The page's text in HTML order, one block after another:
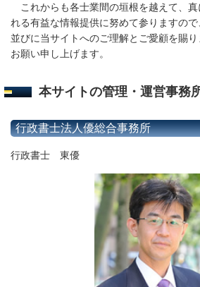
これからも各士業間の垣根を越えて、真
れる有益な情報提供に努めて参りますの
並びに当サイトへのご理解とご愛顧を賜り
お願い申し上げます。
本サイトの管理・運営事務
行政書士法人優総合事務所
行政書士 東優